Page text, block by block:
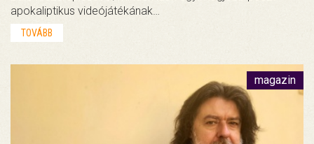
apokaliptikus videójátékának…
TOVÁBB
magazin